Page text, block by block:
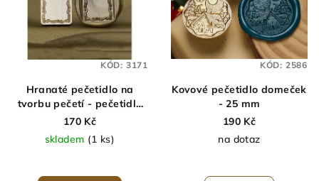
Hranaté pečetidlo na
tvorbu pečetí - pečetidlo
rámeček
170 Kč
skladem (1 ks)
KÓD: 3171
Kovové pečetidlo domeček
- 25 mm
190 Kč
na dotaz
KÓD: 2586